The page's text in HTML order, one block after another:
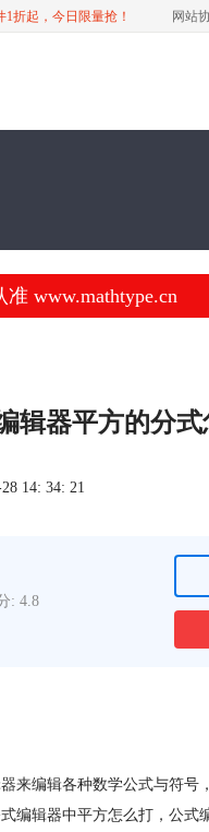
折起，今日限量抢！ 网站
www.mathtype.cn
辑器平方的分
14: 34: 21
: 4.8
来编辑各种数学公式与符号
编辑器中平方怎么打，公